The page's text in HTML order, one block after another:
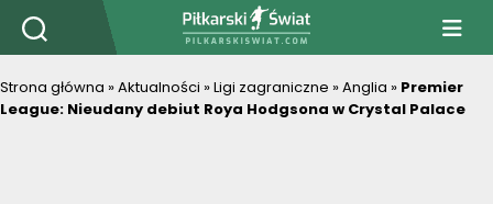
PiłkarskiSwiat.com
Strona główna »Aktualności »Ligi zagraniczne »Anglia » Premier
League: Nieudany debiut Roya Hodgsona w Crystal Palace